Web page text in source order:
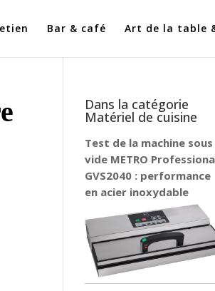
Bar & café Art de la table
Dans la catégorie
Matériel de cuisine
Test de la machine sous
vide METRO
GVS2040 : performance
en acier inoxydable